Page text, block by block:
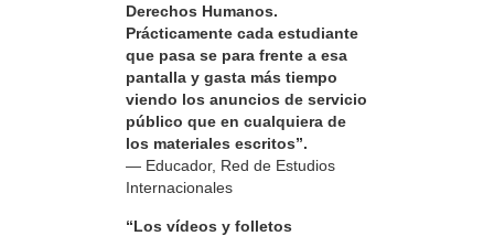
Derechos Humanos.
Prácticamente cada estudiante
que pasa se para frente a esa
pantalla y gasta más tiempo
viendo los anuncios de servicio
público que en cualquiera de
los materiales escritos”.
— Educador, Red de Estudios
Internacionales
“Los vídeos y folletos